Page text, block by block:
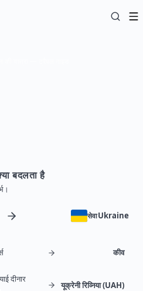
बदलता है
सेवाUkraine
कीव
दीनार
यूक्रेनी रिव्निया (UAH)